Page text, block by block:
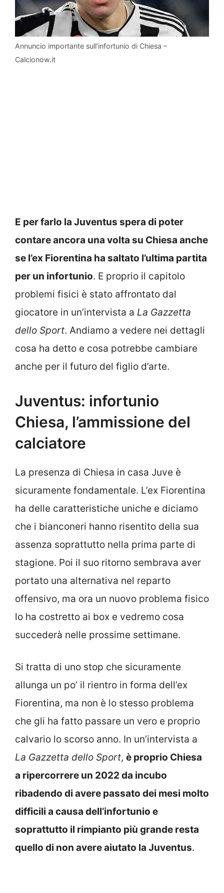
Annuncio importante sull’infortunio di Chiesa –
Calcionow.it
E per farlo la Juventus spera di poter
contare ancora una volta su Chiesa anche
se l’ex Fiorentina ha saltato l’ultima partita
per un infortunio. E proprio il capitolo
problemi fisici è stato affrontato dal
giocatore in un’intervista a La Gazzetta
dello Sport. Andiamo a vedere nei dettagli
cosa ha detto e cosa potrebbe cambiare
anche per il futuro del figlio d’arte.
Juventus: infortunio
Chiesa, l’ammissione del
calciatore
La presenza di Chiesa in casa Juve è
sicuramente fondamentale. L’ex Fiorentina
ha delle caratteristiche uniche e diciamo
che i bianconeri hanno risentito della sua
assenza soprattutto nella prima parte di
stagione. Poi il suo ritorno sembrava aver
portato una alternativa nel reparto
offensivo, ma ora un nuovo problema fisico
lo ha costretto ai box e vedremo cosa
succederà nelle prossime settimane.
Si tratta di uno stop che sicuramente
allunga un po’ il rientro in forma dell’ex
Fiorentina, ma non è lo stesso problema
che gli ha fatto passare un vero e proprio
calvario lo scorso anno. In un’intervista a
La Gazzetta dello Sport, è proprio Chiesa
a ripercorrere un 2022 da incubo
ribadendo di avere passato dei mesi molto
difficili a causa dell’infortunio e
soprattutto il rimpianto più grande resta
quello di non avere aiutato la Juventus.